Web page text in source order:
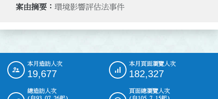
環境影響評估法事件
::: 本月造訪人次
19,677
本月頁面瀏覽人次
182,327
總造訪人次
(自93.07.26起)
頁面總瀏覽人次
(自105.7.15起)